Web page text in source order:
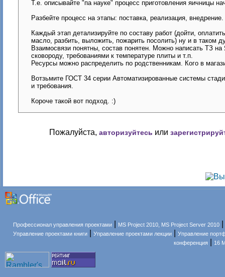
Т.е. описывайте "па науке" процесс приготовления яичницы
Разбейте процесс на этапы: поставка, реализация, внедрение.
Каждый этап детализируйте по составу работ (дойти,
масло, разбить, выложить, пожарить посолить) ну и в таком
Взаимосвязи понятны, состав понятен. Можно написать ТЗ
сковороду, требованиями к температуре плиты и т.п.
Ресурсы можно распределить по родственникам. Кого в
Вотзьмите ГОСТ 34 серии Автоматизированные системы
и требования.
Короче такой вот подход. :)
Пожалуйста, авторизуйтесь или
Профессионал управления проектами MS Project 2010, MS Project Server 2010
Управление проектами книги Управление проектами лекции
Управление
конференция
16